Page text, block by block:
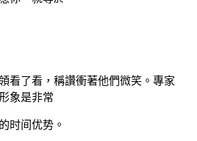
看了看，稱讚衝著他們微笑。專家
象是非常
时间优势。